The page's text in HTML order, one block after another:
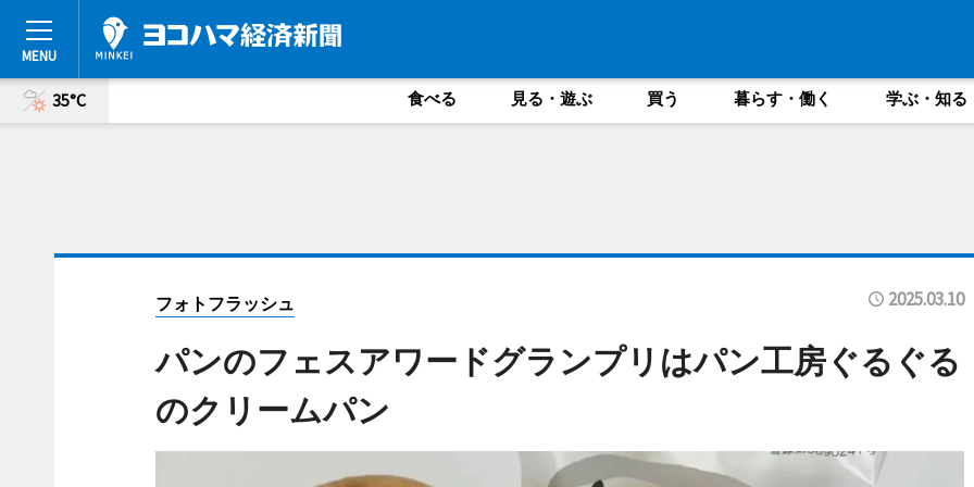
35°C 食べる 見る・遊ぶ 買う 暮らす・働く 学ぶ・知る
フォトフラッシュ 2025.03.10
パンのフェスアワードグランプリはパン工房ぐるぐる
のクリームパン